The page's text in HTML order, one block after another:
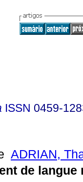
ISSN 0459-
ADRIAN,
de